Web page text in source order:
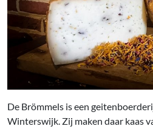
De Brömmels is een
Winterswijk. Zij maken daar kaas